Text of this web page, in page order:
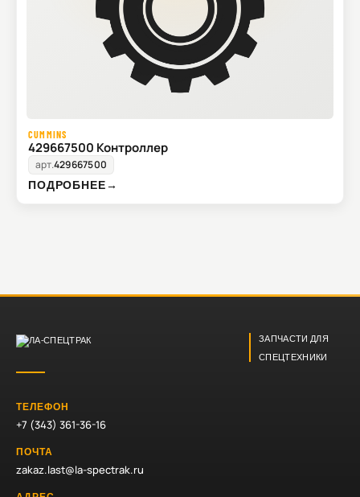
CUMMINS
429667500 Контроллер
арт.429667500
ПОДРОБНЕЕ→
ЗАПЧАСТИ ДЛЯ
СПЕЦТЕХНИКИ
ТЕЛЕФОН
+7 (343) 361-36-16
ПОЧТА
zakaz.last@la-spectrak.ru